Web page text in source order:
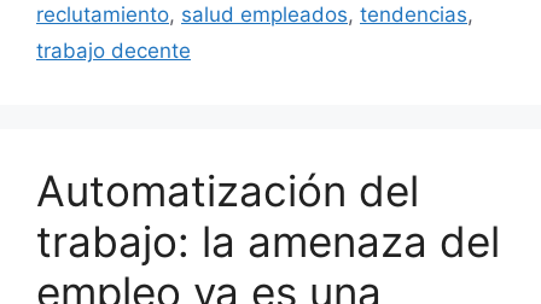
reclutamiento, salud empleados, tendencias,
trabajo decente
Automatización del
trabajo: la amenaza del
empleo ya es una